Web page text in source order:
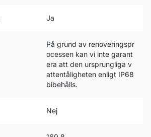
Ja
På grund av renoveringspr
ocessen kan vi inte garant
era att den ursprungliga v
attentåligheten enligt IP68
bibehålls.
Nej